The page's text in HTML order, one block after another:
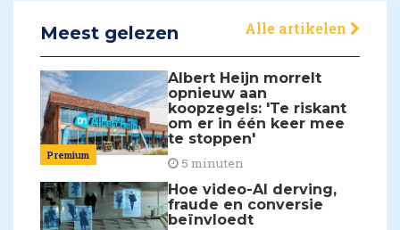
Meest gelezen Alle artikelen
Premium
Albert Heijn morrelt
opnieuw aan
koopzegels: 'Te riskant
om er in één keer mee
te stoppen'
5 minuten
Hoe video-AI derving,
fraude en conversie
beïnvloedt